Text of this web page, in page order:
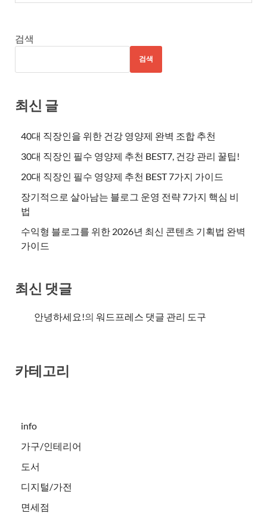
검색
검색
최신 글
40대 직장인을 위한 건강 영양제 완벽 조합 추천
30대 직장인 필수 영양제 추천 BEST7, 건강 관리 꿀팁!
20대 직장인 필수 영양제 추천 BEST 7가지 가이드
장기적으로 살아남는 블로그 운영 전략 7가지 핵심 비
법
수익형 블로그를 위한 2026년 최신 콘텐츠 기획법 완벽
가이드
최신 댓글
안녕하세요!의 워드프레스 댓글 관리 도구
카테고리
info
가구/인테리어
도서
디지털/가전
면세점